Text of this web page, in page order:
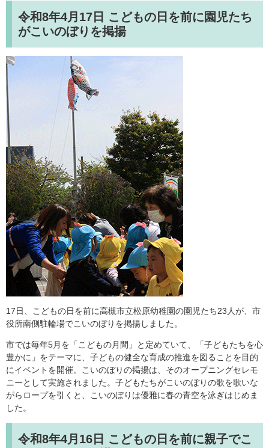
令和8年4月17日 こどもの日を前に園児たち
がこいのぼりを掲揚
17日、こどもの日を前に高槻市立松原幼稚園の園児たち23人が、市
役所南側駐輪場でこいのぼりを掲揚しました。
市では毎年5月を「こどもの月間」と定めていて、「子どもたちを心
豊かに」をテーマに、子どもの健全な育成の推進を図ることを目的
にイベントを開催。こいのぼりの掲揚は、そのオープニングセレモ
ニーとして実施されました。子どもたちがこいのぼりの歌を歌いな
がらロープを引くと、こいのぼりは優雅に春の青空を泳ぎはじめま
した。
令和8年4月16日 こどもの日を前に親子でこ